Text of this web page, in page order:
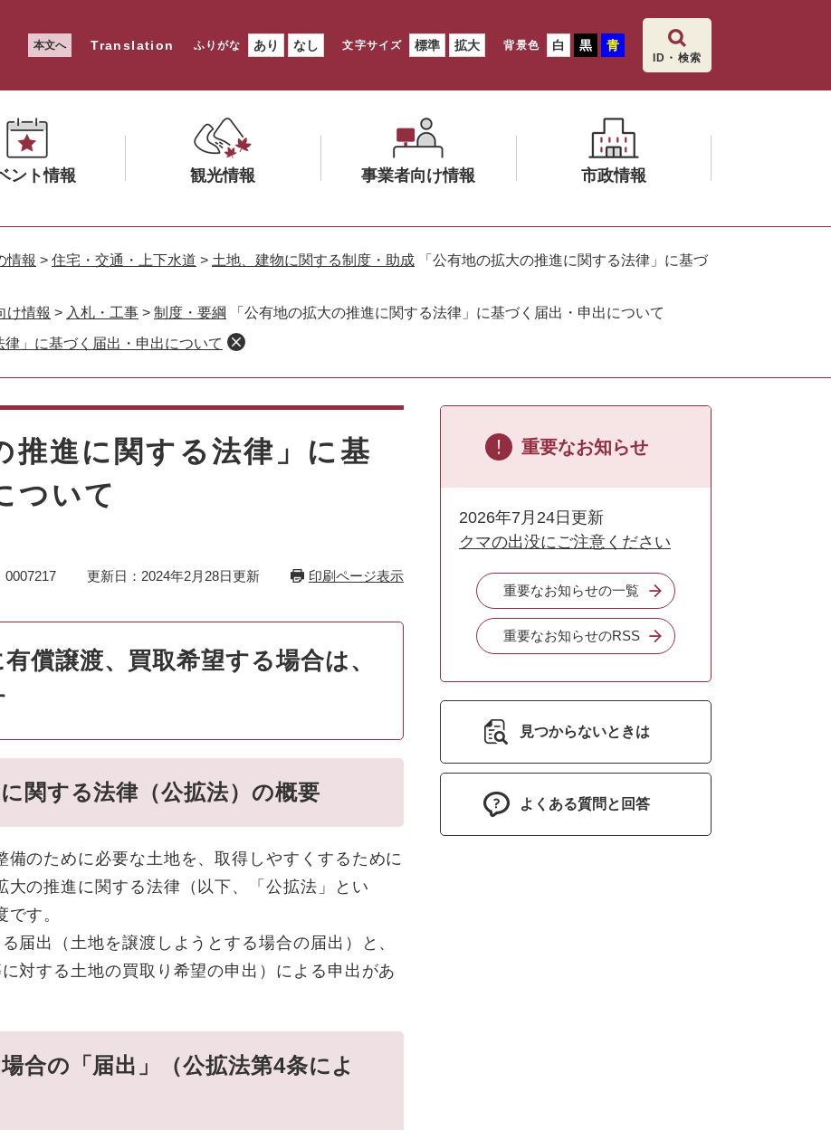
本文へ Translation ふりがな あり なし 文字サイズ 標準 拡大 背景色 白 黒 青
ID・検索
ント情報 観光情報
ニ
ー
を
ひ
事業者向け情報
ニ
ー
を
市政情報
ニ
を
情報 > 住宅・交通・上下水道 > 土地、建物に関する制度・助成
「公有地の拡大の推進に関する法律」に基づ
け情報 > 入札・工事 > 制度・要綱 「公有地の拡大の推進に関する法律」に基づく届出・申出について
律」に基づく届出・申出について
推進に関する法律」に基
ついて
0007217 更新日：2024年2月28日更新 印刷ページ表示
償譲渡、買取希望する場合は、
関する法律（公拡法）の概要
備のために必要な土地を、取得しやすくするために
大の推進に関する法律（以下、「公拡法」とい
す。
届出（土地を譲渡しようとする場合の届出）と、
対する土地の買取り希望の申出）による申出があ
合の「届出」（公拡法第4条によ
重要なお知らせ
2026年7月24日更新
クマの出没にご注意ください
重要なお知らせの一覧
重要なお知らせのRSS
見つからないときは
よくある質問と回答